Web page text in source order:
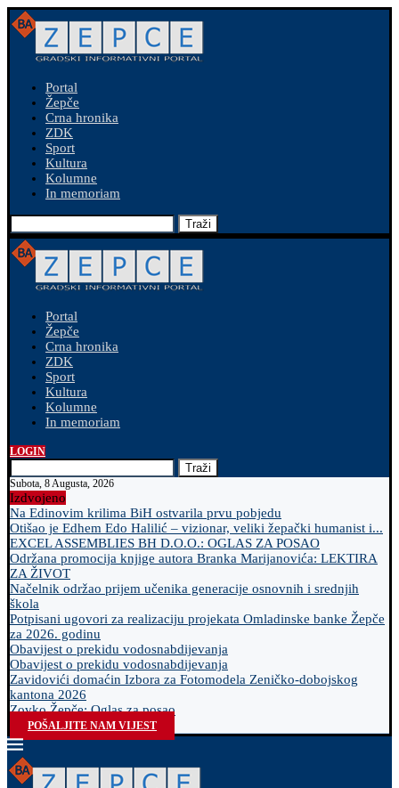
Portal
Žepče
Crna hronika
ZDK
Sport
Kultura
Kolumne
In memoriam
Traži
Portal
Žepče
Crna hronika
ZDK
Sport
Kultura
Kolumne
In memoriam
LOGIN
Traži
Subota, 8 Augusta, 2026
Izdvojeno
Na Edinovim krilima BiH ostvarila prvu pobjedu
Otišao je Edhem Edo Halilić – vizionar, veliki žepački humanist i...
EXCEL ASSEMBLIES BH D.O.O.: OGLAS ZA POSAO
Održana promocija knjige autora Branka Marijanovića: LEKTIRA
ZA ŽIVOT
Načelnik održao prijem učenika generacije osnovnih i srednjih
škola
Potpisani ugovori za realizaciju projekata Omladinske banke Žepče
za 2026. godinu
Obavijest o prekidu vodosnabdijevanja
Obavijest o prekidu vodosnabdijevanja
Zavidovići domaćin Izbora za Fotomodela Zeničko-dobojskog
kantona 2026
Zovko Žepče: Oglas za posao
POŠALJITE NAM VIJEST